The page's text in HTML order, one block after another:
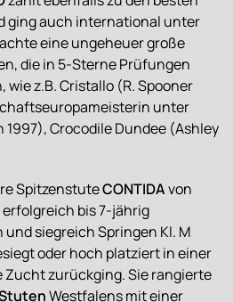
ging auch international unter
eine ungeheuer große
die in 5-Sterne Prüfungen
wie z.B. Cristallo (R. Spooner
unter
Crocodile Dundee (Ashley
SpitzenstuteCONTIDAvon
erfolgreich bis 7-jährig
siegreich Springen Kl. M
oder hoch platziert in einer
Zucht zurückging. Sie rangierte
Westfalens mit einer